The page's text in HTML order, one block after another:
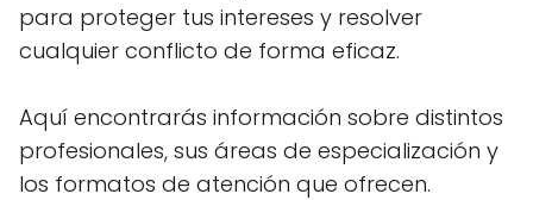
para proteger tus intereses y resolver
cualquier conflicto de forma eficaz.
Aquí encontrarás información sobre distintos
profesionales, sus áreas de especialización y
los formatos de atención que ofrecen.